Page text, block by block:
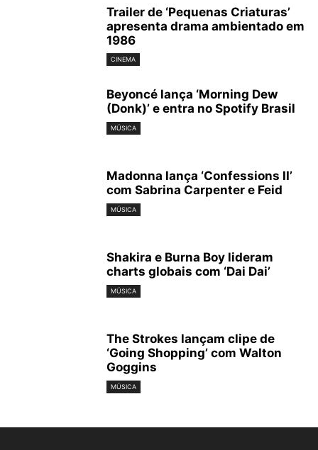
Trailer de ‘Pequenas Criaturas’
apresenta drama ambientado em
1986
CINEMA
Beyoncé lança ‘Morning Dew
(Donk)’ e entra no Spotify Brasil
MÚSICA
Madonna lança ‘Confessions II’
com Sabrina Carpenter e Feid
MÚSICA
Shakira e Burna Boy lideram
charts globais com ‘Dai Dai’
MÚSICA
The Strokes lançam clipe de
‘Going Shopping’ com Walton
Goggins
MÚSICA